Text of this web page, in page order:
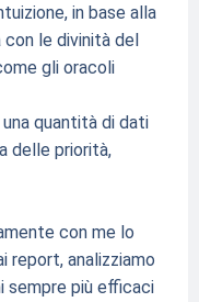
in base alla
con le divinità del
gli oracoli
quantità di dati
delle priorità,
con me lo
report, analizziamo
sempre più efficaci